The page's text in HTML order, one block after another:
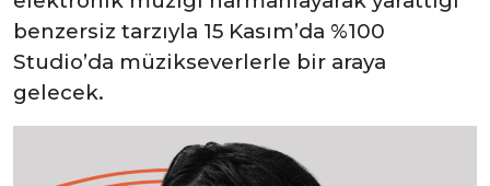
benzersiz tarzıyla 15 Kasım’da %100
Studio’da müzikseverlerle bir araya
gelecek.